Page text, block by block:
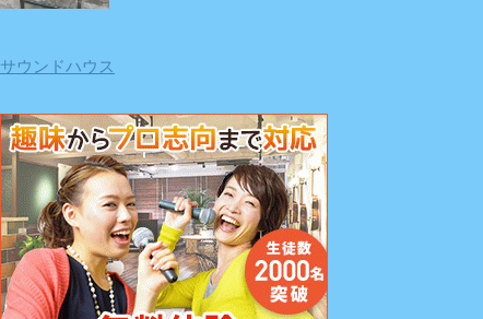
サウンドハウス